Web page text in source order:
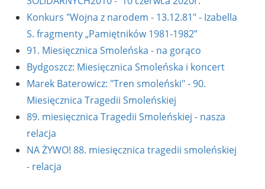
Konkurs "Wojna z narodem - 13.12.81" - Izabella
S. fragmenty „Pamiętników 1981-1982”
91. Miesięcznica Smoleńska - na gorąco
Bydgoszcz: Miesięcznica Smoleńska i koncert
Marek Baterowicz: "Tren smoleński" - 90.
Miesięcznica Tragedii Smoleńskiej
89. miesięcznica Tragedii Smoleńskiej - nasza
relacja
NA ŻYWO! 88. miesięcznica tragedii smoleńskiej
- relacja